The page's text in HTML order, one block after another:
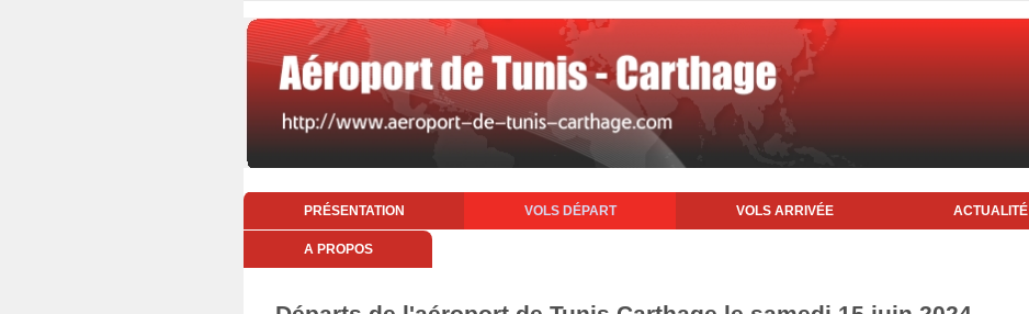
PRÉSENTATION VOLS DÉPART VOLS ARRIVÉE ACTUALITÉ
A PROPOS